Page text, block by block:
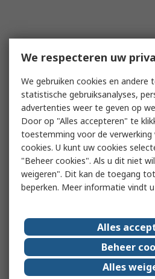
We respecteren uw
We gebruiken cookies en andere
statistische gebruiksanalyses,
advertenties weer te geven op
Door op "Alles accepteren" te
toestemming voor de verwerking
cookies. U kunt uw cookies
"Beheer cookies". Als u dit niet
weigeren". Dit kan de toegang
beperken. Meer informatie vindt
Alles
Beheer
Alles